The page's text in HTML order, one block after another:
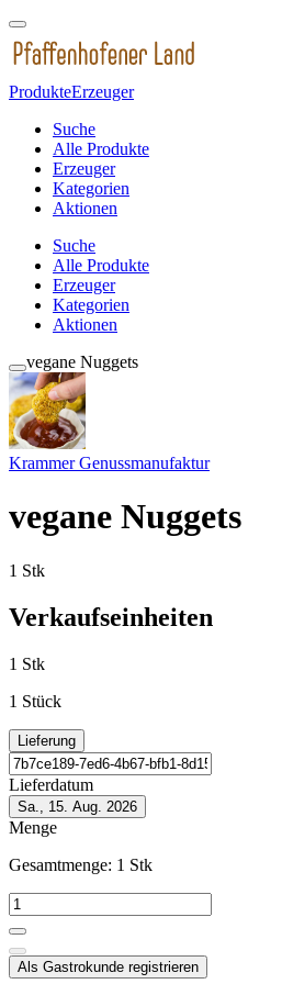
ProdukteErzeuger
Suche
Alle Produkte
Erzeuger
Kategorien
Aktionen
Suche
Alle Produkte
Erzeuger
Kategorien
Aktionen
vegane Nuggets
Krammer Genussmanufaktur
vegane Nuggets
1 Stk
Verkaufseinheiten
1 Stk
1 Stück
Lieferung
Lieferdatum
Sa., 15. Aug. 2026
Menge
Gesamtmenge: 1 Stk
Als Gastrokunde registrieren